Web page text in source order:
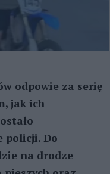
odpowie za serię
jak ich
policji. Do
na drodze